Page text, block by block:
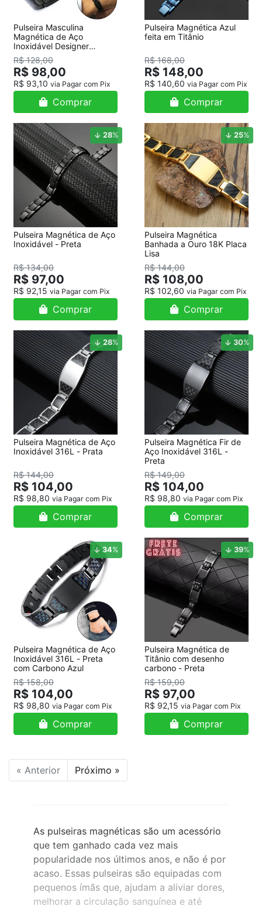
Pulseira Masculina
Magnética de Aço
Inoxidável Designer
Carbono Preto
R$ 128,00
R$ 98,00
R$ 93,10 via Pagar com Pix
Comprar
Pulseira Magnética Azul
feita em Titânio
R$ 168,00
R$ 148,00
R$ 140,60 via Pagar com Pix
Comprar
28%
Pulseira Magnética de Aço
Inoxidável - Preta
R$ 134,00
R$ 97,00
R$ 92,15 via Pagar com Pix
Comprar
25%
Pulseira Magnética
Banhada a Ouro 18K Placa
Lisa
R$ 144,00
R$ 108,00
R$ 102,60 via Pagar com Pix
Comprar
28%
Pulseira Magnética de Aço
Inoxidável 316L - Prata
R$ 144,00
R$ 104,00
R$ 98,80 via Pagar com Pix
Comprar
30%
Pulseira Magnética Fir de
Aço Inoxidável 316L -
Preta
R$ 149,00
R$ 104,00
R$ 98,80 via Pagar com Pix
Comprar
34%
Pulseira Magnética de Aço
Inoxidável 316L - Preta
com Carbono Azul
R$ 158,00
R$ 104,00
R$ 98,80 via Pagar com Pix
Comprar
39%
Pulseira Magnética de
Titânio com desenho
carbono - Preta
R$ 159,00
R$ 97,00
R$ 92,15 via Pagar com Pix
Comprar
« Anterior Próximo »
As pulseiras magnéticas são um acessório
que tem ganhado cada vez mais
popularidade nos últimos anos, e não é por
acaso. Essas pulseiras são equipadas com
pequenos ímãs que, ajudam a aliviar dores,
melhorar a circulação sanguínea e até